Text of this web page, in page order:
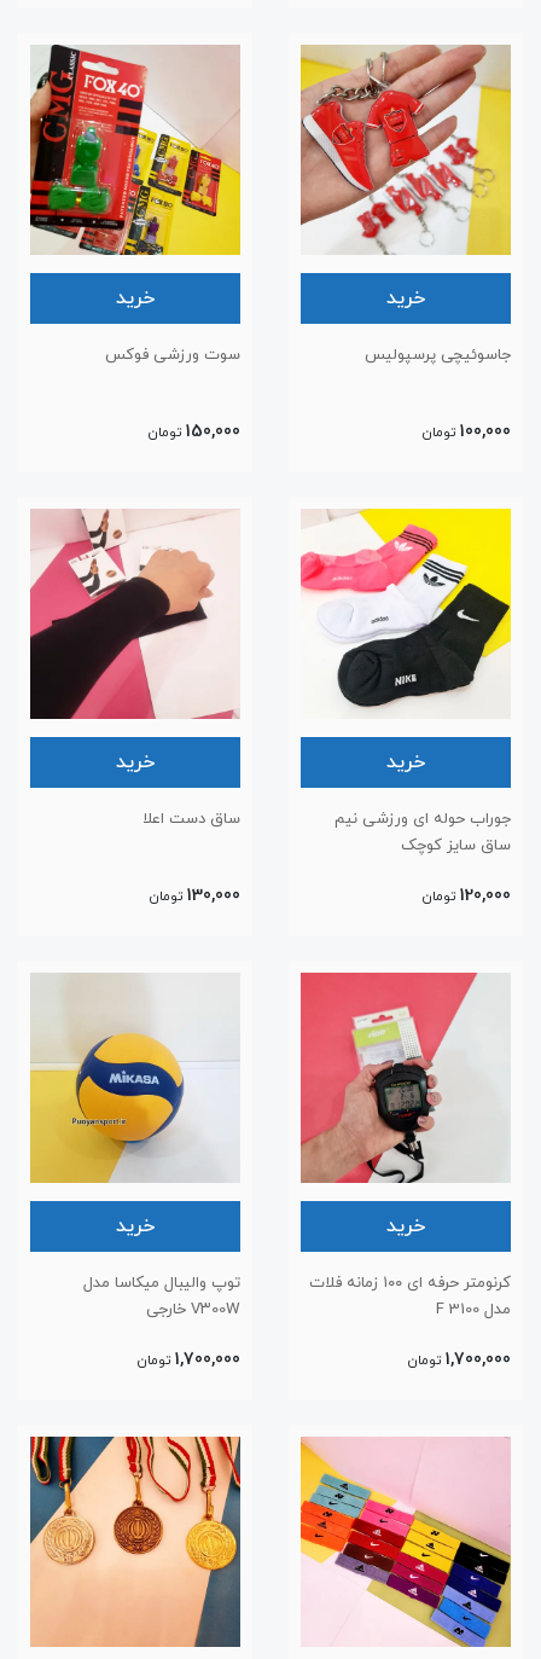
خرید
جاسوئیچی پرسپولیس
100,000 تومان
خرید
سوت ورزشی فوکس
150,000 تومان
خرید
جوراب حوله ای ورزشی نیم
ساق سایز کوچک
120,000 تومان
خرید
ساق دست اعلا
130,000 تومان
خرید
کرنومتر حرفه ای ۱۰۰ زمانه فلات
مدل F 3100
1,700,000 تومان
خرید
توپ والیبال میکاسا مدل
V۳00W خارجی
1,700,000 تومان